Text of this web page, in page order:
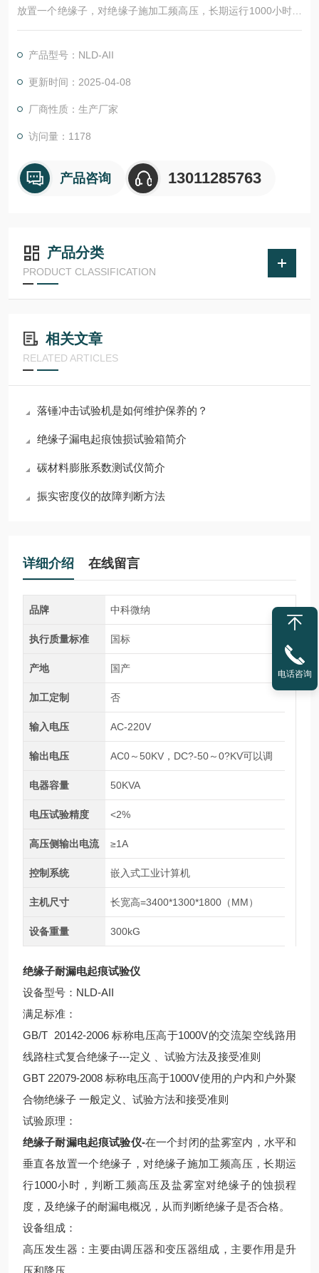
放置一个绝缘子，对绝缘子施加工频高压，长期运行1000小时，
判断工频高压及盐雾室对绝缘子的蚀损程度，及绝缘子的耐漏电
产品型号：NLD-AII
更新时间：2025-04-08
厂商性质：生产厂家
访问量：1178
产品咨询 13011285763
产品分类
PRODUCT CLASSIFICATION
相关文章
RELATED ARTICLES
落锤冲击试验机是如何维护保养的？
绝缘子漏电起痕蚀损试验箱简介
碳材料膨胀系数测试仪简介
振实密度仪的故障判断方法
详细介绍 在线留言
品牌 中科微纳
执行质量标准 国标
产地 国产
加工定制 否
输入电压 AC-220V
输出电压 AC0～50KV，DC?-50～0?KV可以调
电器容量 50KVA
电压试验精度 <2%
高压侧输出电流 ≥1A
控制系统 嵌入式工业计算机
主机尺寸 长宽高=3400*1300*1800（MM）
设备重量 300kG
绝缘子耐漏电起痕试验仪
设备型号：NLD-AII
满足标准：
GB/T 20142-2006 标称电压高于1000V的交流架空线路用
线路柱式复合绝缘子---定义 、试验方法及接受准则
GBT 22079-2008 标称电压高于1000V使用的户内和户外聚
合物绝缘子 一般定义、试验方法和接受准则
试验原理：
绝缘子耐漏电起痕试验仪-在一个封闭的盐雾室内，水平和
垂直各放置一个绝缘子，对绝缘子施加工频高压，长期运
行1000小时，判断工频高压及盐雾室对绝缘子的蚀损程
度，及绝缘子的耐漏电概况，从而判断绝缘子是否合格。
设备组成：
高压发生器：主要由调压器和变压器组成，主要作用是升
压和降压
电话咨询